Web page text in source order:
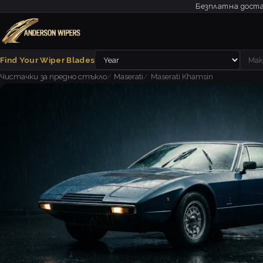
Безплатна
Find Your Wiper Blades
Чистачки за предно стъкло
Maserati Maserati Khamsin